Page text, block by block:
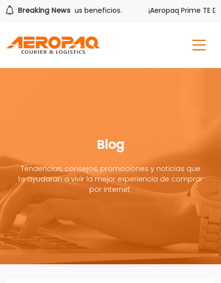
Breaking News
también tiene sus beneficios. ¡Aeropaq Prime TE DA
Blog
Tendencias, consejos, promociones y noticias que
te ayudaran a vivir la mejor experiencia de comprar
por internet.